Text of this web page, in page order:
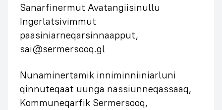
Sanarfinermut Avatangiisinullu
Ingerlatsivimmut
paasiniarneqarsinnaapput,
sai@sermersooq.gl
Nunaminertamik inniminniiniarluni
qinnuteqaat uunga nassiunneqassaaq,
Kommuneqarfik Sermersooq,